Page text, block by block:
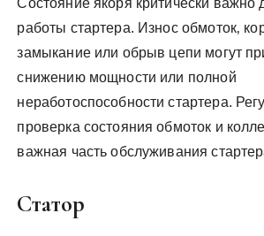
Состояние якоря критически важно
работы стартера. Износ обмоток‚
замыкание или обрыв цепи могут
снижению мощности или полной
неработоспособности стартера.
проверка состояния обмоток и
важная часть обслуживания
Статор